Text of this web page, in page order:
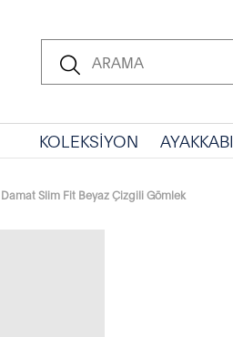
KOLEKSİYON AYAKKABI
Damat Slim Fit Beyaz Çizgili Gömlek